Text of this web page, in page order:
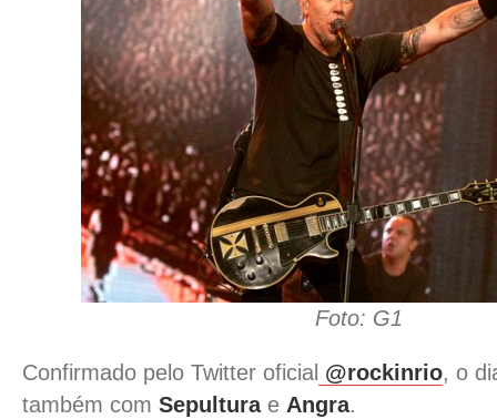
Foto: G1
Confirmado pelo Twitter oficial @rockinrio, o
também com Sepulturae Angra.